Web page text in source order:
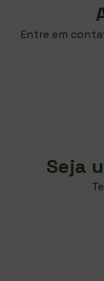
Entre em
Seja